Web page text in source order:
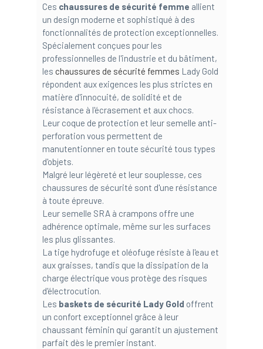
Ces chaussures de sécurité femme allient
un design moderne et sophistiqué à des
fonctionnalités de protection exceptionnelles.
Spécialement conçues pour les
professionnelles de l'industrie et du bâtiment,
les chaussures de sécurité femmes Lady Gold
répondent aux exigences les plus strictes en
matière d'innocuité, de solidité et de
résistance à l'écrasement et aux chocs.
Leur coque de protection et leur semelle anti-
perforation vous permettent de
manutentionner en toute sécurité tous types
d'objets.
Malgré leur légèreté et leur souplesse, ces
chaussures de sécurité sont d'une résistance
à toute épreuve.
Leur semelle SRA à crampons offre une
adhérence optimale, même sur les surfaces
les plus glissantes.
La tige hydrofuge et oléofuge résiste à l'eau et
aux graisses, tandis que la dissipation de la
charge électrique vous protège des risques
d'électrocution.
Les baskets de sécurité Lady Gold offrent
un confort exceptionnel grâce à leur
chaussant féminin qui garantit un ajustement
parfait dès le premier instant.